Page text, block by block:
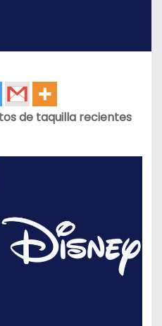
de taquilla recientes